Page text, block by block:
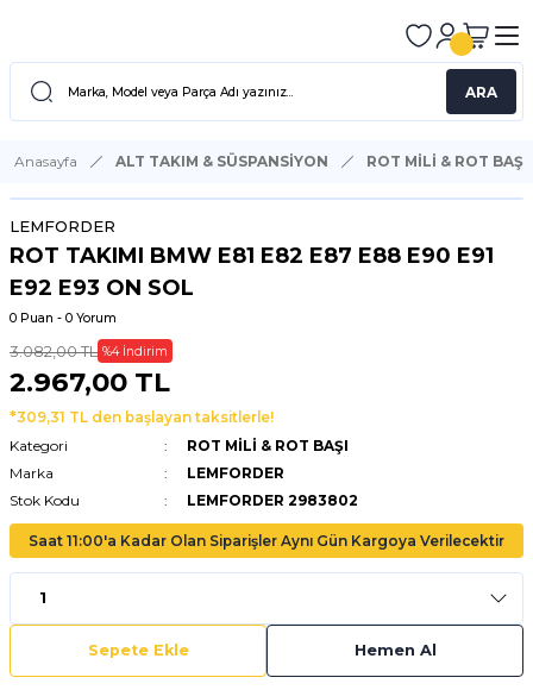
ARA
Anasayfa ALT TAKIM & SÜSPANSİYON ROT MİLİ & ROT BAŞI
LEMFORDER
ROT TAKIMI BMW E81 E82 E87 E88 E90 E91
E92 E93 ON SOL
0 Puan - 0 Yorum
3.082,00 TL %4 İndirim
2.967,00 TL
*309,31 TL den başlayan taksitlerle!
Kategori
ROT MİLİ & ROT BAŞI
Marka
LEMFORDER
Stok Kodu
LEMFORDER 2983802
Saat 11:00'a Kadar Olan Siparişler Aynı Gün Kargoya Verilecektir
Sepete Ekle Hemen Al